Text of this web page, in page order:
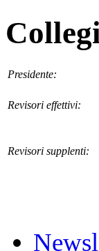
Presidente:
Revisori effettivi:
Revisori supplenti: